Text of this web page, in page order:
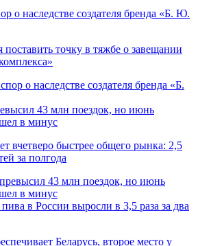
о наследстве создателя бренда «Б. Ю.
поставить точку в тяжбе о завещании
43 млн поездок, но июнь
в минус
вчетверо быстрее общего рынка: 2,5
за полгода
в России выросли в 3,5 раза за два
Беларусь, второе место у